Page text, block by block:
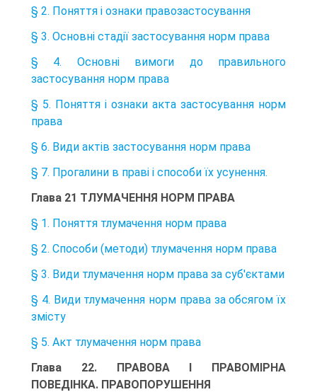
§ 2. Поняття і ознаки правозастосування
§ 3. Основні стадії застосування норм права
§ 4. Основні вимоги до правильного
застосування норм права
§ 5. Поняття і ознаки акта застосування норм
права
§ 6. Види актів застосування норм права
§ 7. Прогалини в праві і способи їх усунення.
Глава 21 ТЛУМАЧЕННЯ НОРМ ПРАВА
§ 1. Поняття тлумачення норм права
§ 2. Способи (методи) тлумачення норм права
§ 3. Види тлумачення норм права за суб'єктами
§ 4. Види тлумачення норм права за обсягом їх
змісту
§ 5. Акт тлумачення норм права
Глава 22. ПРАВОВА І ПРАВОМІРНА
ПОВЕДІНКА. ПРАВОПОРУШЕННЯ